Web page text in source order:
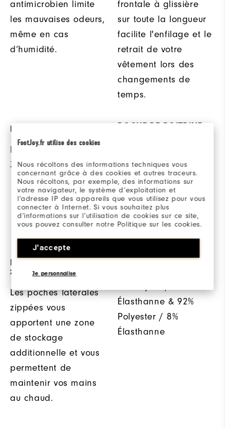
FootJoy.fr utilise des cookies
Nous récoltons des informations techniques vous
concernant grâce à des cookies et autres traceurs.
Nous récoltons, par exemple, des informations sur
votre navigateur, le système d’exploitation et
l’adresse IP des appareils que vous utilisez pour vous
connecter à Internet. Si vous souhaitez plus
d’informations sur l’utilisation de cookies sur ce site,
vous pouvez consulter notre Politique sur les cookies.
J'accepte
Je personnalise
antimicrobien limite
les mauvaises odeurs,
même en cas
d’humidité.
frontale à glissière
sur toute la longueur
facilite l'enfilage et le
retrait de votre
vêtement lors des
changements de
temps.
PROTECTION SOLAIRE
Protection solaire UPF
30
POCHE DE POITRINE
poitrine zippée vous
permet d'accéder à
votre matériel de
golf, sans être
exposé aux éléments.
Des poches latérales
zippées
Les poches latérales
zippées vous
apportent une zone
de stockage
additionnelle et vous
permettent de
maintenir vos mains
au chaud.
Élasthanne & 92%
Polyester / 8%
Élasthanne